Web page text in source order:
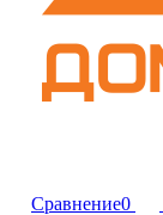
Сравнение0